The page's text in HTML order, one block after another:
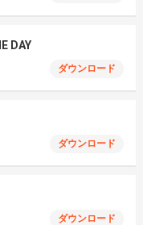
DAY
ダウンロード
ダウンロード
ダウンロード